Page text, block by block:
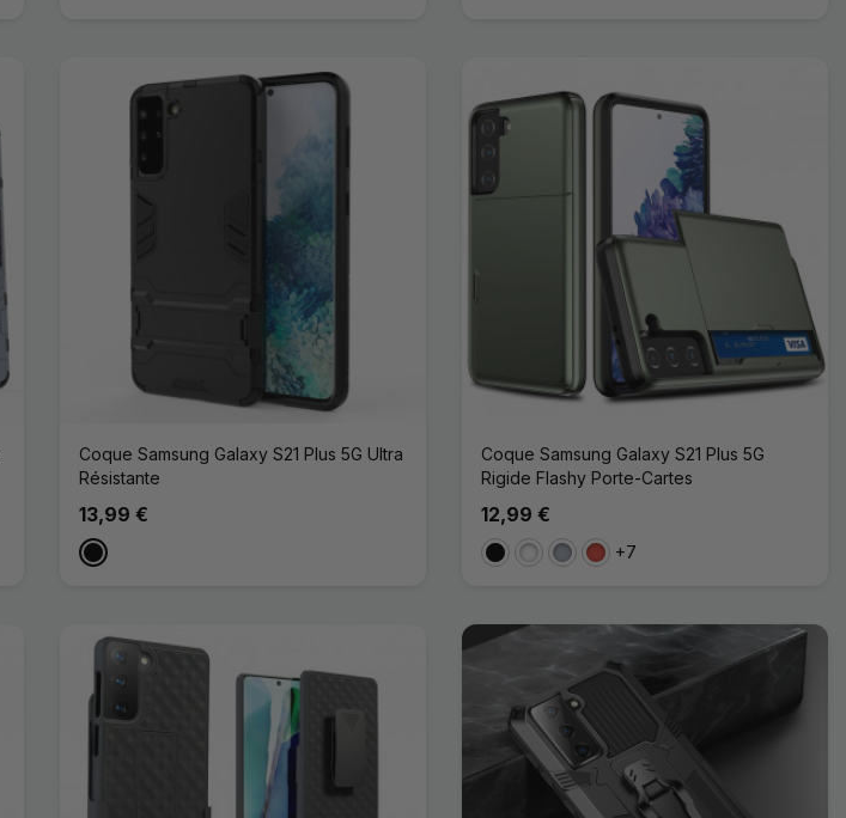
Coque Samsung Galaxy S21 Plus 5G Ultra
Résistante
13,99 €
Noir
Coque Samsung Galaxy S21 Plus 5G
Rigide Flashy Porte-Cartes
12,99 €
NoirBlancGris Rouge
+7